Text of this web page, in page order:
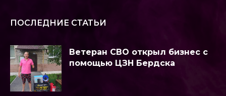
ПОСЛЕДНИЕ СТАТЬИ
Ветеран СВО открыл бизнес с
помощью ЦЗН Бердска